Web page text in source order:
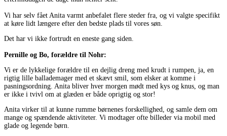
Vi har selv fået Anita varmt anbefalet flere steder fra, og vi valgte specifikt
at køre lidt længere efter den bedste plads til vores søn.
Det har vi ikke fortrudt en eneste gang siden.
Pernille og Bo, forældre til Nohr:
Vi er de lykkelige forældre til en dejlig dreng med krudt i rumpen, ja, en
rigtig lille ballademager med et skævt smil, som elsker at komme i
pasningsordning. Anita bliver hver morgen mødt med kys og knus, og man
er ikke i tvivl om at glæden er både oprigtig og stor!
Anita virker til at kunne rumme børnenes forskellighed, og samle dem om
mange og spændende aktiviteter. Vi modtager ofte billeder via mobil med
glade og legende børn.